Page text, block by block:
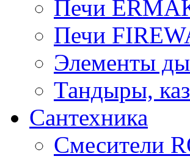
Печи
Печи
Элементы
Тандыры,
Сантехника
Смесители